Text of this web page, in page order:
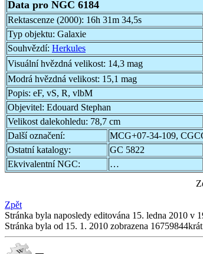
Data pro NGC 6184
Rektascenze (2000): 16h 31m 34,5s
Typ objektu: Galaxie
Souhvězdí: Herkules
Visuální hvězdná velikost: 14,3 mag
Modrá hvězdná velikost: 15,1 mag
Popis: eF, vS, R, vlbM
Objevitel: Edouard Stephan
Velikost dalekohledu: 78,7 cm
Další označení:
MCG+07-34-109,
Ostatní katalogy:
GC 5822
Ekvivalentní NGC:
…
Zpět
Stránka byla naposledy editována 15. ledna 2010 v
Stránka byla od 15. 1. 2010 zobrazena